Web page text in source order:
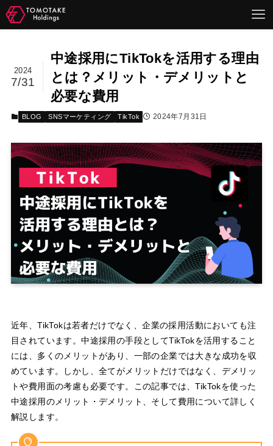
中途採用にTikTokを活用する理由
とは？メリット・デメリットと
必要な費用
2024
7/31
BLOG SNSマーケティング TikTok 2024年7月31日
近年、TikTokは若者だけでなく、企業の採用活動においても注
目されています。中途採用の手段としてTikTokを活用すること
には、多くのメリットがあり、一部の企業では大きな成功を収
めています。しかし、全てがメリットだけではなく、デメリッ
トや費用面の考慮も必要です。この記事では、TikTokを使った
中途採用のメリット・デメリット、そして費用について詳しく
解説します。